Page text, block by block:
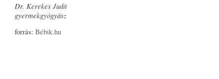
Dr. Kerekes Judit
gyermekgyógyász
forrás: Bébik.hu